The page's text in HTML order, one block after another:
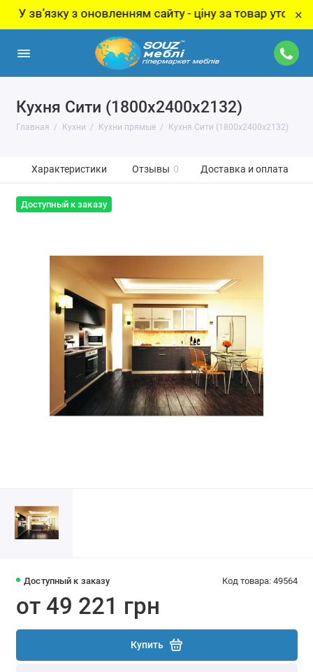
з оновленням сайту - ціну за товар уточнюйте у
×
Кухня Сити (1800х2400х2132)
Главная Кухни Кухни прямые Кухня Сити (1800х2400х2132)
Характеристики Отзывы 0 Доставка и оплата
Доступный к заказу
Доступный к заказу Код товара: 49564
от 49 221 грн
Купить